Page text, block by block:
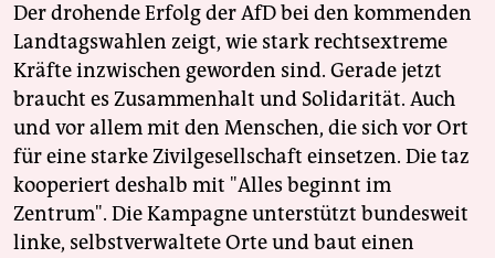
Der drohende Erfolg der AfD bei den kommenden
Landtagswahlen zeigt, wie stark rechtsextreme
Kräfte inzwischen geworden sind. Gerade jetzt
braucht es Zusammenhalt und Solidarität. Auch
und vor allem mit den Menschen, die sich vor Ort
für eine starke Zivilgesellschaft einsetzen. Die taz
kooperiert deshalb mit "Alles beginnt im
Zentrum". Die Kampagne unterstützt bundesweit
linke, selbstverwaltete Orte und baut einen